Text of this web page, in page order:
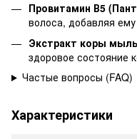
Провитамин В5
волоса, добавляя
Экстракт коры
здоровое состояние
Частые вопросы (FAQ)
Характеристики